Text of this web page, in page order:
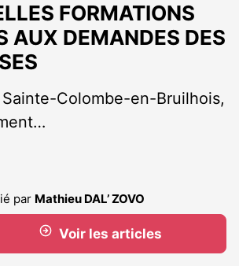
FORMATIONS
AUX DEMANDES DES
Colombe-en-Bruilhois,
par Mathieu DAL’ ZOVO
Voir les articles